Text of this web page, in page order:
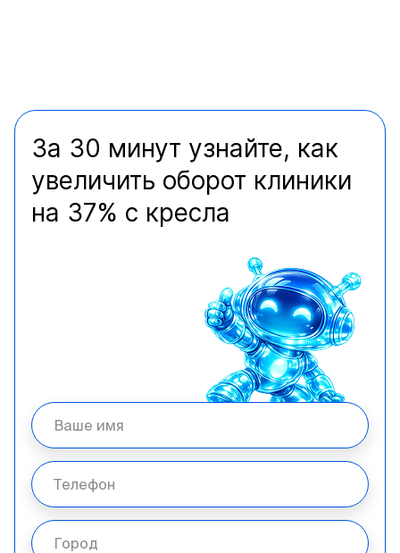
За 30 минут узнайте, как
увеличить оборот клиники
на 37% с кресла